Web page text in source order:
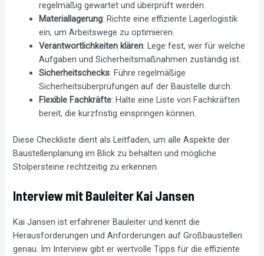
regelmäßig gewartet und überprüft werden.
Materiallagerung: Richte eine effiziente Lagerlogistik
ein, um Arbeitswege zu optimieren.
Verantwortlichkeiten klären: Lege fest, wer für welche
Aufgaben und Sicherheitsmaßnahmen zuständig ist.
Sicherheitschecks: Führe regelmäßige
Sicherheitsüberprüfungen auf der Baustelle durch.
Flexible Fachkräfte: Halte eine Liste von Fachkräften
bereit, die kurzfristig einspringen können.
Diese Checkliste dient als Leitfaden, um alle Aspekte der
Baustellenplanung im Blick zu behalten und mögliche
Stolpersteine rechtzeitig zu erkennen.
Interview mit Bauleiter Kai Jansen
Kai Jansen ist erfahrener Bauleiter und kennt die
Herausforderungen und Anforderungen auf Großbaustellen
genau. Im Interview gibt er wertvolle Tipps für die effiziente